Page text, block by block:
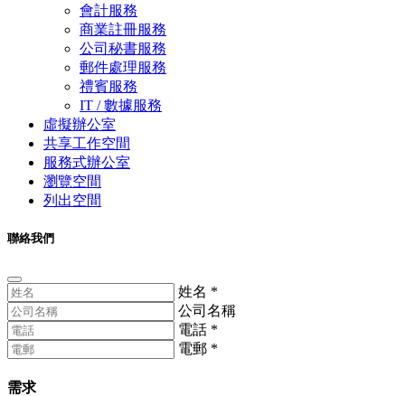
會計服務
商業註冊服務
公司秘書服務
郵件處理服務
禮賓服務
IT / 數據服務
虛擬辦公室
共享工作空間
服務式辦公室
瀏覽空間
列出空間
聯絡我們
姓名 *
公司名稱
電話 *
電郵 *
需求